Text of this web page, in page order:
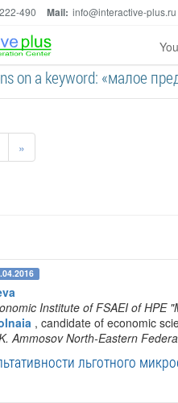
490 Mail: info@interactive-plus.ru
on a keyword: «малое
»
Institute of FSAEI of HPE
, candidate of economic
Ammosov North-Eastern
льготного